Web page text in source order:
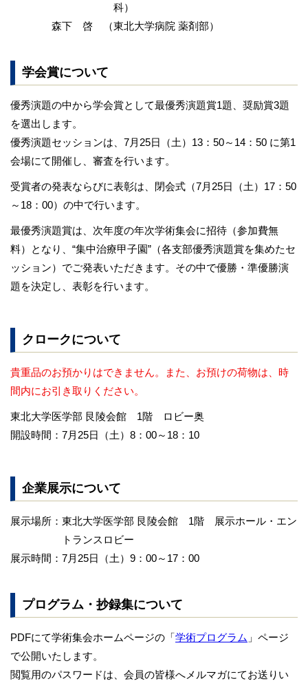
科）
森下 啓
（東北大学病院 薬剤部）
学会賞について
優秀演題の中から学会賞として最優秀演題賞1題、奨励賞3題
を選出します。
優秀演題セッションは、7月25日（土）13：50～14：50 に第1
会場にて開催し、審査を行います。
受賞者の発表ならびに表彰は、閉会式（7月25日（土）17：50
～18：00）の中で行います。
最優秀演題賞は、次年度の年次学術集会に招待（参加費無
料）となり、“集中治療甲子園”（各支部優秀演題賞を集めたセ
ッション）でご発表いただきます。その中で優勝・準優勝演
題を決定し、表彰を行います。
クロークについて
貴重品のお預かりはできません。また、お預けの荷物は、時
間内にお引き取りください。
東北大学医学部 艮陵会館 1階 ロビー奥
開設時間：7月25日（土）8：00～18：10
企業展示について
展示場所： 東北大学医学部 艮陵会館 1階 展示ホール・エン
トランスロビー
展示時間： 7月25日（土）9：00～17：00
プログラム・抄録集について
PDFにて学術集会ホームページの「学術プログラム 」ページ
で公開いたします。
閲覧用のパスワードは、会員の皆様へメルマガにてお送りい